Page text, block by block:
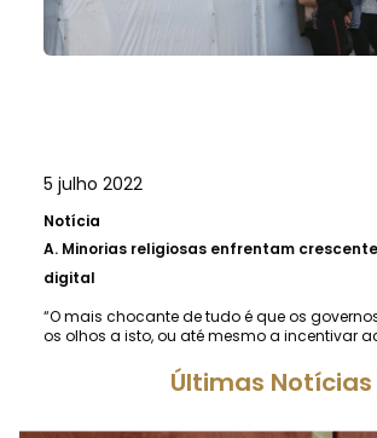
5 julho 2022
Notícia
A. Minorias religiosas enfrentam
digital
“O mais chocante de tudo é que os
os olhos a isto, ou até mesmo a incentivar
Últimas Notícias